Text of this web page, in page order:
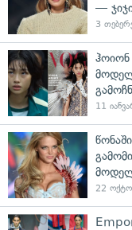
—
3
11
22